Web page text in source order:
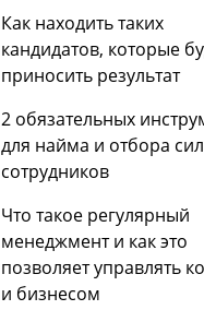
Как находить таких
кандидатов, которые
приносить результат
Что такое регулярный
менеджмент и как это
позволяет управлять
и бизнесом
2 обязательных
для найма и отбора
сотрудников